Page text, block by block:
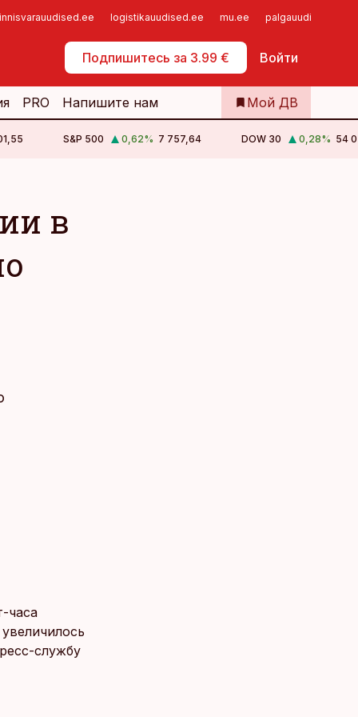
logistikauudised.ee mu.ee palgauudised.ee
Подпишитесь за 3.99 € Войти
Самообслуживание
PRO Напишите нам Мой ДВ
S&P 500 0,62% 7 757,64 DOW 30 0,28% 54
в
часа
службу